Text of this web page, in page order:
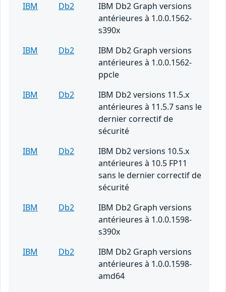
IBM Db2
IBM Db2 Graph versions
antérieures à 1.0.0.1562-
s390x
IBM
Db2
IBM Db2 Graph versions
antérieures à 1.0.0.1562-
ppcle
IBM
Db2
IBM Db2 versions 11.5.x
antérieures à 11.5.7 sans le
dernier correctif de
sécurité
IBM
Db2
IBM Db2 versions 10.5.x
antérieures à 10.5 FP11
sans le dernier correctif de
sécurité
IBM
Db2
IBM Db2 Graph versions
antérieures à 1.0.0.1598-
s390x
IBM
Db2
IBM Db2 Graph versions
antérieures à 1.0.0.1598-
amd64